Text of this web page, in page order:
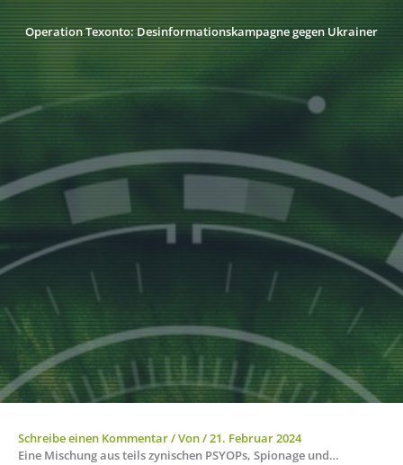
Operation Texonto: Desinformationskampagne gegen Ukrainer
Schreibe einen Kommentar/ Von/21. Februar 2024
Eine Mischung aus teils zynischen PSYOPs, Spionage und…